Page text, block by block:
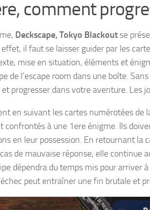
comment
Deckscape, Tokyo Blackout se
il faut se laisser guider par les
mise en situation, éléments et
de l’escape room dans une boîte.
progresser dans votre aventure. Les
en suivant les cartes numérotées de
confrontés à une 1ere énigme. Ils
en leur possession. En retournant la
de mauvaise réponse, elle continue
dépendra du temps mis pour arriver
peut entraîner une fin brutale et